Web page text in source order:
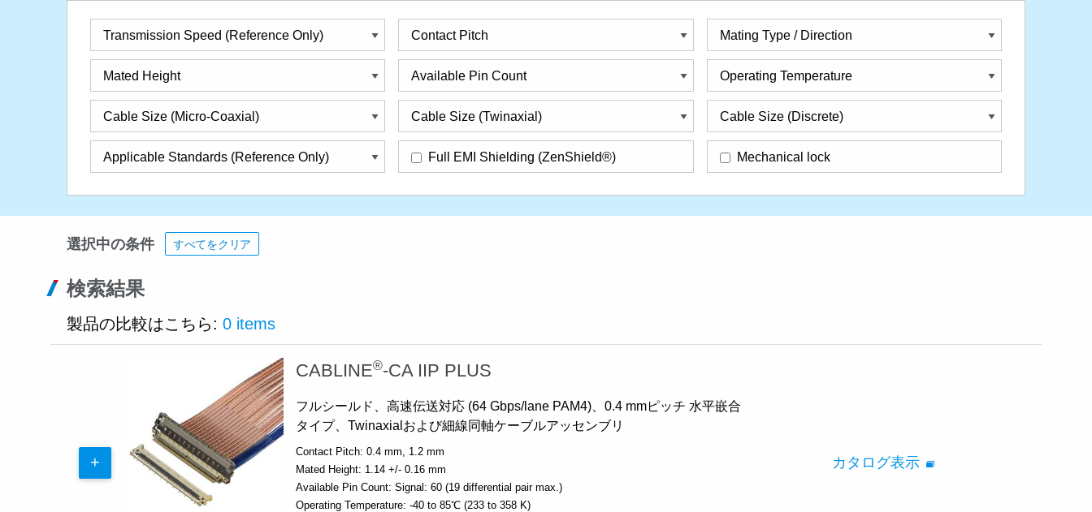
Transmission Speed (Reference Only) Contact Pitch Mating Type / Direction
Mated Height Available Pin Count Operating Temperature
Cable Size (Micro-Coaxial) Cable Size (Twinaxial) Cable Size (Discrete)
Applicable Standards (Reference Only) Full EMI Shielding (ZenShield®) Mechanical lock
選択中の条件 すべてをクリア
検索結果
製品の比較はこちら: 0 items
CABLINE®-CA IIP PLUS
フルシールド、高速伝送対応 (64 Gbps/lane PAM4)、0.4 mmピッチ 水平嵌合
タイプ、Twinaxialおよび細線同軸ケーブルアッセンブリ
Contact Pitch: 0.4 mm
1.2 mm
Mated Height: 1.14 +/- 0.16 mm
Available Pin Count: Signal: 60 (19 differential pair max.)
Operating Temperature: -40 to 85℃ (233 to 358 K)
カタログ表示